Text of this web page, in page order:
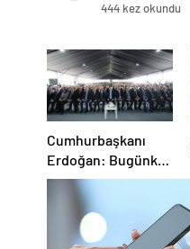
444 kez okundu
Cumhurbaşkanı
Erdoğan: Bugünkü
başarı, gençlere
umutsuzluk
aşılayan zihniyete
indirilmiş ağır bir